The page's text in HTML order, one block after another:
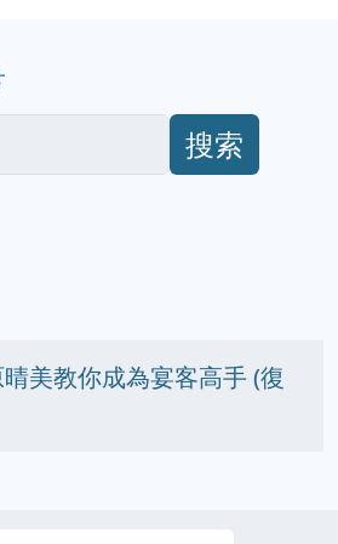
搜索
美教你成為宴客高手 (復